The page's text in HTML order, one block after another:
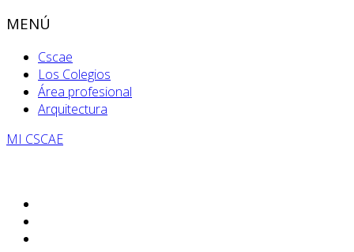
MENÚ
Cscae
Los Colegios
Área profesional
Arquitectura
MI CSCAE